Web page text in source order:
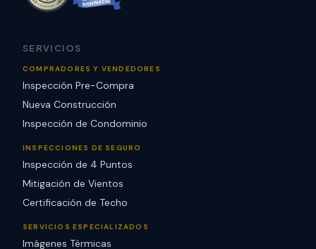
SERVICIOS
COMPRADORES Y VENDEDORES
Inspección Pre-Compra
Nueva Construcción
Inspección de Condominio
INSPECCIONES DE SEGURO
Inspección de 4 Puntos
Mitigación de Vientos
Certificación de Techo
SERVICIOS ESPECIALIZADOS
Imágenes Térmicas